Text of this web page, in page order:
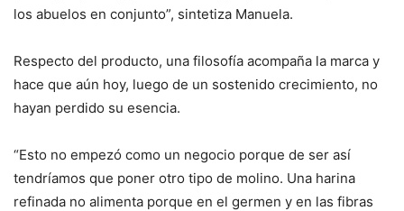
los abuelos en conjunto”, sintetiza Manuela.
Respecto del producto, una filosofía acompaña la marca y
hace que aún hoy, luego de un sostenido crecimiento, no
hayan perdido su esencia.
“Esto no empezó como un negocio porque de ser así
tendríamos que poner otro tipo de molino. Una harina
refinada no alimenta porque en el germen y en las fibras